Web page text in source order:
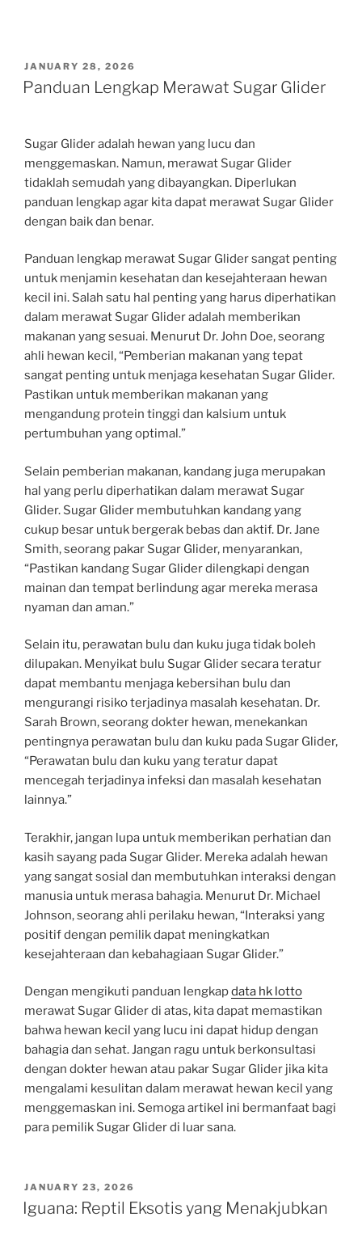
POSTED
ON
JANUARY 28, 2026
Panduan Lengkap Merawat Sugar Glider
Sugar Glider adalah hewan yang lucu dan
menggemaskan. Namun, merawat Sugar Glider
tidaklah semudah yang dibayangkan. Diperlukan
panduan lengkap agar kita dapat merawat Sugar Glider
dengan baik dan benar.
Panduan lengkap merawat Sugar Glider sangat penting
untuk menjamin kesehatan dan kesejahteraan hewan
kecil ini. Salah satu hal penting yang harus diperhatikan
dalam merawat Sugar Glider adalah memberikan
makanan yang sesuai. Menurut Dr. John Doe, seorang
ahli hewan kecil, “Pemberian makanan yang tepat
sangat penting untuk menjaga kesehatan Sugar Glider.
Pastikan untuk memberikan makanan yang
mengandung protein tinggi dan kalsium untuk
pertumbuhan yang optimal.”
Selain pemberian makanan, kandang juga merupakan
hal yang perlu diperhatikan dalam merawat Sugar
Glider. Sugar Glider membutuhkan kandang yang
cukup besar untuk bergerak bebas dan aktif. Dr. Jane
Smith, seorang pakar Sugar Glider, menyarankan,
“Pastikan kandang Sugar Glider dilengkapi dengan
mainan dan tempat berlindung agar mereka merasa
nyaman dan aman.”
Selain itu, perawatan bulu dan kuku juga tidak boleh
dilupakan. Menyikat bulu Sugar Glider secara teratur
dapat membantu menjaga kebersihan bulu dan
mengurangi risiko terjadinya masalah kesehatan. Dr.
Sarah Brown, seorang dokter hewan, menekankan
pentingnya perawatan bulu dan kuku pada Sugar Glider,
“Perawatan bulu dan kuku yang teratur dapat
mencegah terjadinya infeksi dan masalah kesehatan
lainnya.”
Terakhir, jangan lupa untuk memberikan perhatian dan
kasih sayang pada Sugar Glider. Mereka adalah hewan
yang sangat sosial dan membutuhkan interaksi dengan
manusia untuk merasa bahagia. Menurut Dr. Michael
Johnson, seorang ahli perilaku hewan, “Interaksi yang
positif dengan pemilik dapat meningkatkan
kesejahteraan dan kebahagiaan Sugar Glider.”
Dengan mengikuti panduan lengkapdata hk lotto
merawat Sugar Glider di atas, kita dapat memastikan
bahwa hewan kecil yang lucu ini dapat hidup dengan
bahagia dan sehat. Jangan ragu untuk berkonsultasi
dengan dokter hewan atau pakar Sugar Glider jika kita
mengalami kesulitan dalam merawat hewan kecil yang
menggemaskan ini. Semoga artikel ini bermanfaat bagi
para pemilik Sugar Glider di luar sana.
POSTED
ON
JANUARY 23, 2026
Iguana: Reptil Eksotis yang Menakjubkan